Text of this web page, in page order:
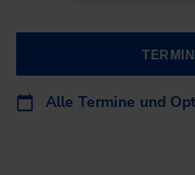
Alle Termine und